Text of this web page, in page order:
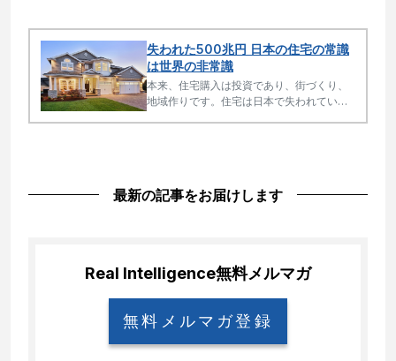
失われた500兆円 日本の住宅の常識
は世界の非常識
本来、住宅購入は投資であり、街づくり、
地域作りです。住宅は日本で失われている
最新の記事をお届けします
Real Intelligence無料メルマガ
無料メルマガ登録